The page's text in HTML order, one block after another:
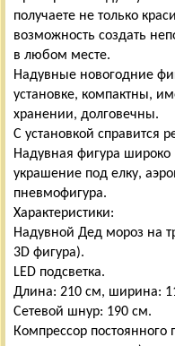
получаете не только
возможность создать
в любом месте.
Надувные новогодние
установке, компактны,
хранении, долговечны.
С установкой справится
Надувная фигура широко
украшение под елку,
пневмофигура.
Характеристики:
Надувной Дед мороз на
3D фигура).
LED подсветка.
Длина: 210 см, ширина:
Сетевой шнур: 190 см.
Компрессор